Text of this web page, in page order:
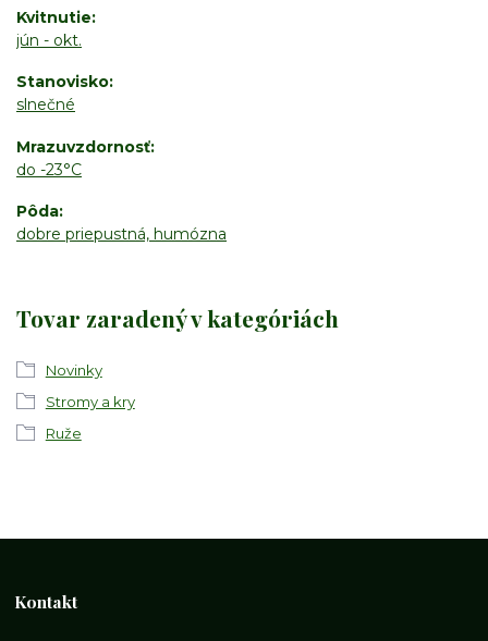
Kvitnutie
jún - okt.
Stanovisko
slnečné
Mrazuvzdornosť
do -23°C
Pôda
dobre priepustná, humózna
Tovar zaradený v kategóriách
Novinky
Stromy a kry
Ruže
Kontakt